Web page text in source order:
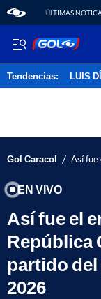
ÚLTIMAS
Tendencias: LUIS
Gol Caracol / Así fue
EN VIVO
Así fue el
República
partido
2026